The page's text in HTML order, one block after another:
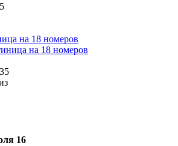
на 18 номеров
16